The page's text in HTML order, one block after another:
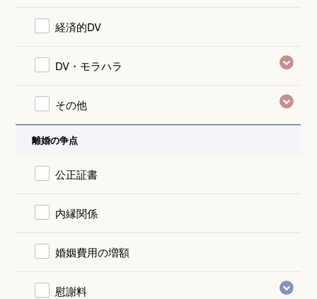
経済的DV
DV・モラハラ
その他
離婚の争点
公正証書
内縁関係
婚姻費用の増額
慰謝料